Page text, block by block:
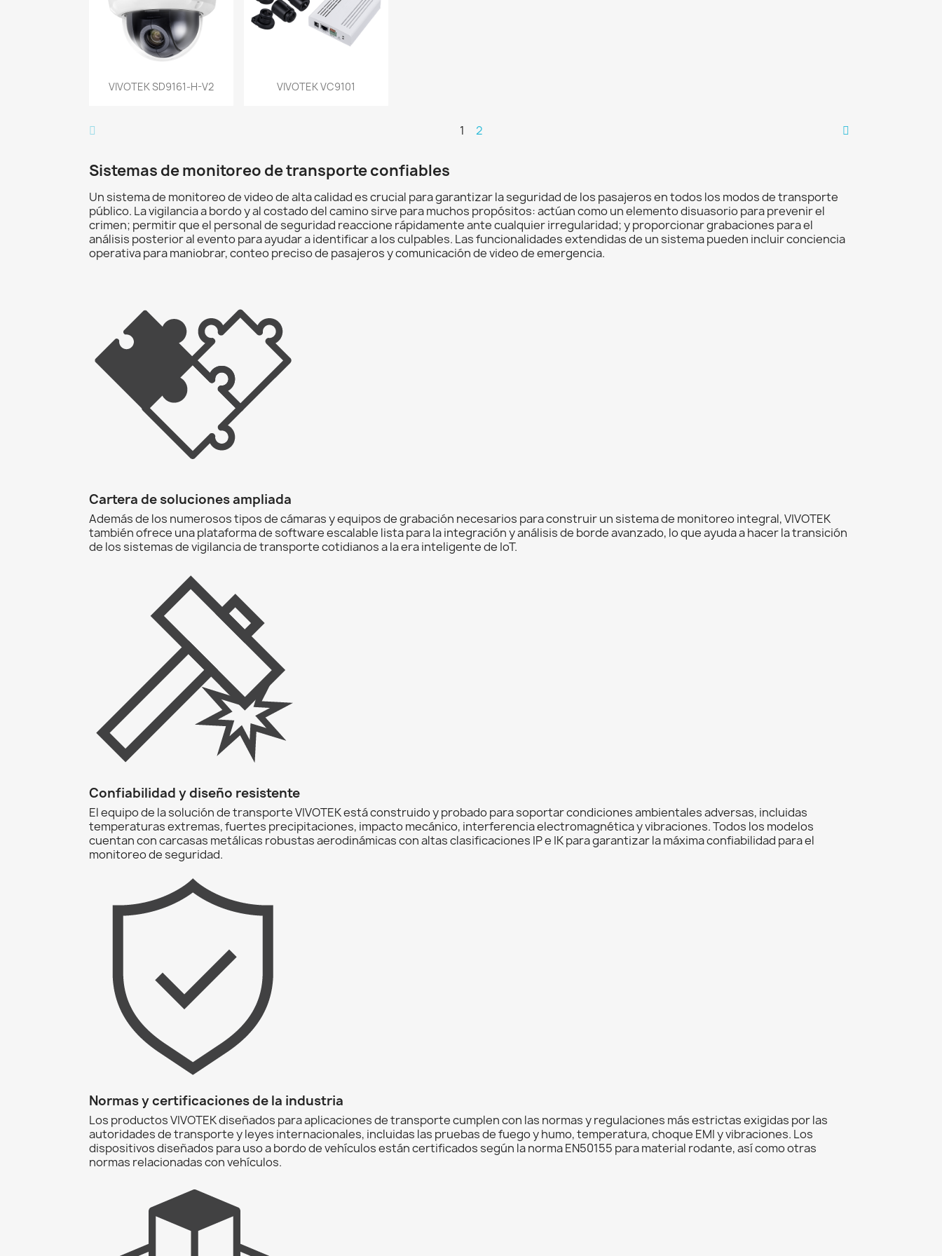
Vista rápida
VIVOTEK SD9161-H-V2 Vista rápida
VIVOTEK VC9101
1 2
Sistemas de monitoreo de transporte confiables
Un sistema de monitoreo de video de alta calidad es crucial para garantizar la seguridad de los pasajeros en todos los modos de transporte
público. La vigilancia a bordo y al costado del camino sirve para muchos propósitos: actúan como un elemento disuasorio para prevenir el
crimen; permitir que el personal de seguridad reaccione rápidamente ante cualquier irregularidad; y proporcionar grabaciones para el
análisis posterior al evento para ayudar a identificar a los culpables. Las funcionalidades extendidas de un sistema pueden incluir conciencia
operativa para maniobrar, conteo preciso de pasajeros y comunicación de video de emergencia.
Cartera de soluciones ampliada
Además de los numerosos tipos de cámaras y equipos de grabación necesarios para construir un sistema de monitoreo integral, VIVOTEK
también ofrece una plataforma de software escalable lista para la integración y análisis de borde avanzado, lo que ayuda a hacer la transición
de los sistemas de vigilancia de transporte cotidianos a la era inteligente de IoT.
Confiabilidad y diseño resistente
El equipo de la solución de transporte VIVOTEK está construido y probado para soportar condiciones ambientales adversas, incluidas
temperaturas extremas, fuertes precipitaciones, impacto mecánico, interferencia electromagnética y vibraciones. Todos los modelos
cuentan con carcasas metálicas robustas aerodinámicas con altas clasificaciones IP e IK para garantizar la máxima confiabilidad para el
monitoreo de seguridad.
Normas y certificaciones de la industria
Los productos VIVOTEK diseñados para aplicaciones de transporte cumplen con las normas y regulaciones más estrictas exigidas por las
autoridades de transporte y leyes internacionales, incluidas las pruebas de fuego y humo, temperatura, choque EMI y vibraciones. Los
dispositivos diseñados para uso a bordo de vehículos están certificados según la norma EN50155 para material rodante, así como otras
normas relacionadas con vehículos.